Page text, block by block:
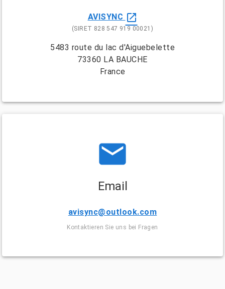
AVISYNC open_in_new
(SIRET 828 547 919 00021)
5483 route du lac d'Aiguebelette
73360 LA BAUCHE
France
email
Email
avisync@outlook.com
Kontaktieren Sie uns bei Fragen